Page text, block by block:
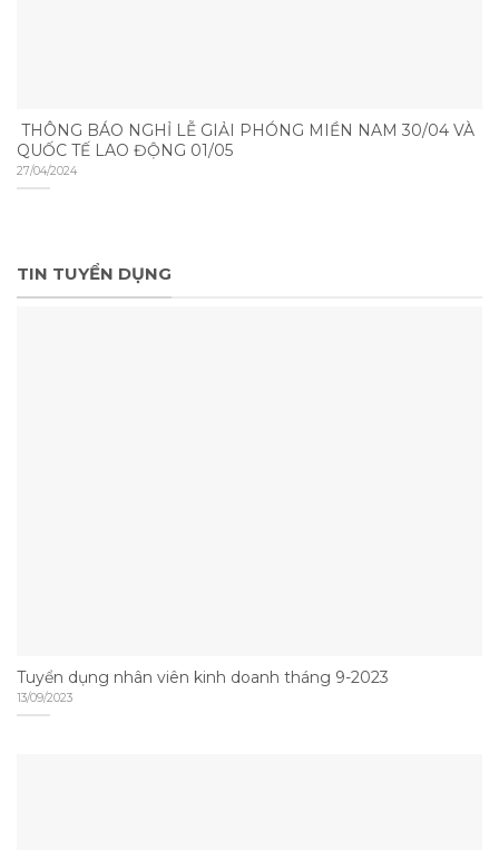
THÔNG BÁO NGHỈ LỄ GIẢI PHÓNG MIỀN NAM 30/04 VÀ
QUỐC TẾ LAO ĐỘNG 01/05
27/04/2024
TIN TUYỂN DỤNG
Tuyển dụng nhân viên kinh doanh tháng 9-2023
13/09/2023